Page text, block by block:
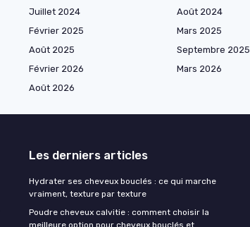
Juillet 2024 Août 2024
Février 2025 Mars 2025
Août 2025 Septembre 2025
Février 2026 Mars 2026
Août 2026
Les derniers articles
Hydrater ses cheveux bouclés : ce qui marche
vraiment, texture par texture
Poudre cheveux calvitie : comment choisir la
meilleure option pour cheveux bouclés et